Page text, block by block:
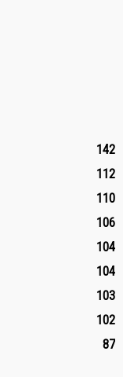
142
112
110
106
104
104
103
102
87